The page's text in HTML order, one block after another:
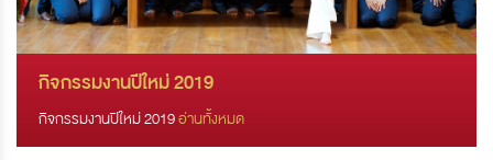
กิจกรรมงานปีใหม่ 2019
กิจกรรมงานปีใหม่ 2019อ่านทั้งหมด